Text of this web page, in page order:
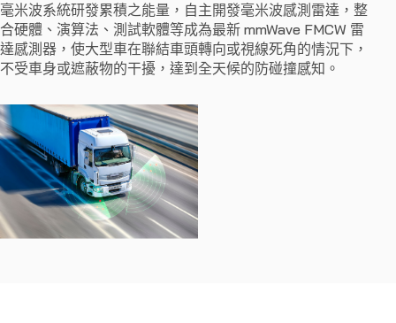
毫米波系統研發累積之能量，自主開發毫米波感測雷達，整
合硬體、演算法、測試軟體等成為最新 mmWave FMCW 雷
達感測器，使大型車在聯結車頭轉向或視線死角的情況下，
不受車身或遮蔽物的干擾，達到全天候的防碰撞感知。